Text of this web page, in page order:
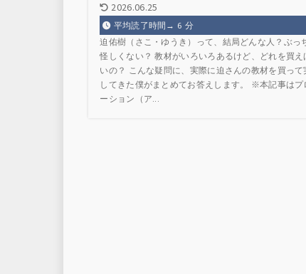
2026.06.25
平均読了時間→ 6 分
迫佑樹（さこ・ゆうき）って、結局どんな人？ぶっ
怪しくない？ 教材がいろいろあるけど、どれを買え
いの？ こんな疑問に、実際に迫さんの教材を買って
してきた僕がまとめてお答えします。 ※本記事はプ
ーション（ア...